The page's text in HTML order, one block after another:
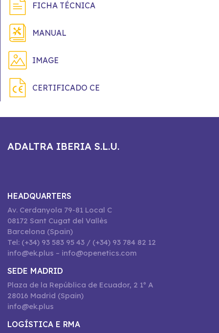
FICHA TÉCNICA
MANUAL
IMAGE
CERTIFICADO CE
ADALTRA IBERIA S.L.U.
HEADQUARTERS
Av. Cerdanyola 79-81 Local C
08172 Sant Cugat del Vallès
Barcelona (Spain)
Tel: (+34) 93 583 95 43 / (+34) 93 784 82 12
info@ek.plus – info@openetics.com
SEDE MADRID
Plaza de la República de Ecuador, 2 1º A
28016 Madrid (Spain)
info@ek.plus
LOGÍSTICA E RMA